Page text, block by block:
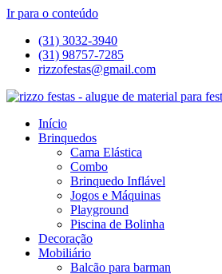
Ir para o conteúdo
(31) 3032-3940
(31) 98757-7285
rizzofestas@gmail.com
Início
Brinquedos
Cama Elástica
Combo
Brinquedo Inflável
Jogos e Máquinas
Playground
Piscina de Bolinha
Decoração
Mobiliário
Balcão para barman